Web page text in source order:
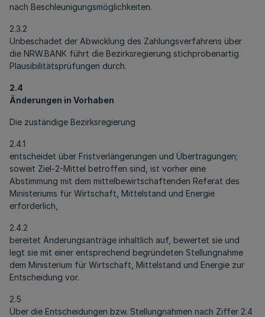
nach Beschleunigungsmöglichkeiten.
2.3.2
Unbeschadet der Abwicklung des Zahlungsverfahrens über
die NRW.BANK führt die Bezirksregierung stichprobenartig
Plausibilitätsprüfungen durch.
2.4
Änderungen in Vorhaben
Die zuständige Bezirksregierung
2.4.1
entscheidet über Fristverlängerungen und Übertragungen;
soweit Ziel-2-Mittel betroffen sind, ist vorher eine
Abstimmung mit dem mittelbewirtschaftenden Referat des
Ministeriums für Wirtschaft, Mittelstand und Energie
erforderlich,
2.4.2
bereitet Änderungsanträge inhaltlich auf, bewertet sie und
legt sie mit einer entsprechend begründeten Stellungnahme
dem Ministerium für Wirtschaft, Mittelstand und Energie zur
Entscheidung vor.
2.5
Über die Entscheidungen bzw. Stellungnahmen nach Ziffer 2.4